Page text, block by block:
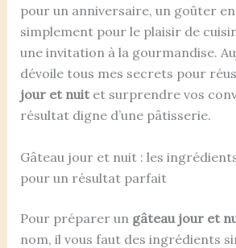
pour un anniversaire, un goûter
simplement pour le plaisir de
une invitation à la gourmandise.
dévoile tous mes secrets pour
jour et nuitet surprendre vos
résultat digne d’une pâtisserie.
Gâteau jour et nuit : les
pour un résultat parfait
Pour préparer un gâteau jour et
nom, il vous faut des ingrédients